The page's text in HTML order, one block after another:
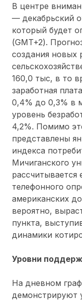
В центре
— декабрьский
который будет
(GMT+2).
создания новых
160,0 тыс, в то
заработная
0,4% до 0,3% в
уровень
4,2%. Помимо
представлены
индекса
Мичиганского
рассчитывается
телефонного
американских
вероятно,
пункта,
динамики
Уровни
На дневном
демонстрируют